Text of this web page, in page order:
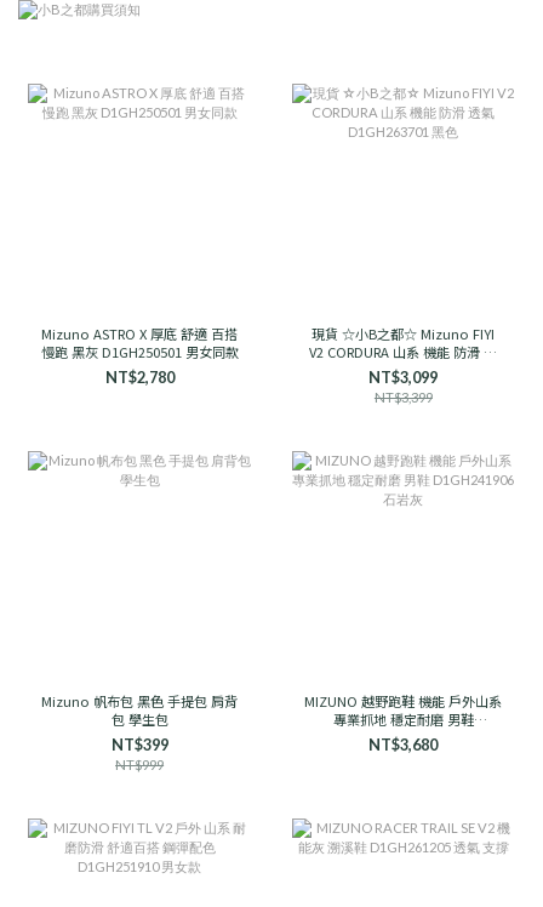
Mizuno ASTRO X 厚底 舒適 百搭
慢跑 黑灰 D1GH250501 男女同款
NT$2,780
現貨 ☆小B之都☆ Mizuno FIYI
V2 CORDURA 山系 機能 防滑 透
氣 D1GH263701 黑色
NT$3,099
NT$3,399
Mizuno 帆布包 黑色 手提包 肩背
包 學生包
NT$399
NT$999
MIZUNO 越野跑鞋 機能 戶外山系
專業抓地 穩定耐磨 男鞋
D1GH241906 石岩灰
NT$3,680